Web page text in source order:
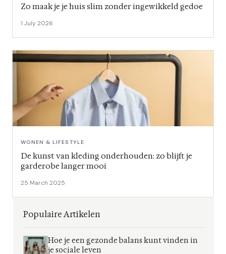
Zo maak je je huis slim zonder ingewikkeld gedoe
1 July 2026
WONEN & LIFESTYLE
De kunst van kleding onderhouden: zo blijft je
garderobe langer mooi
25 March 2025
Populaire Artikelen
Hoe je een gezonde balans kunt vinden in
je sociale leven